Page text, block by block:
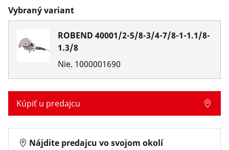
Vybraný variant
ROBEND 40001/2-5/8-3/4-7/8-1-1.1/8-
1.3/8
Nie. 1000001690
Kúpiť u predajcu
Nájdite predajcu vo svojom okolí